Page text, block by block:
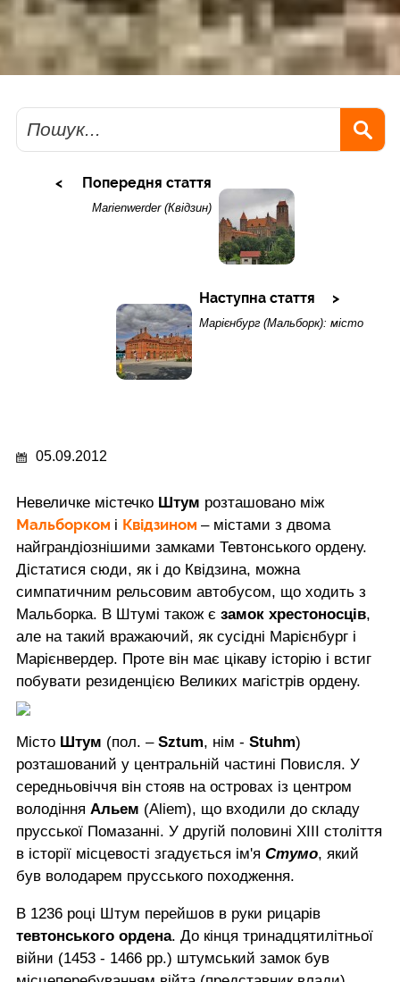
Пошук
Попередня стаття
Marienwerder (Квідзин)
Наступна стаття
Марієнбург (Мальборк): місто
05.09.2012
Невеличке містечко Штум розташовано між
Мальборком і Квідзином – містами з двома
найграндіознішими замками Тевтонського ордену.
Дістатися сюди, як і до Квідзина, можна
симпатичним рельсовим автобусом, що ходить з
Мальборка. В Штумі також є замок хрестоносців,
але на такий вражаючий, як сусідні Марієнбург і
Марієнвердер. Проте він має цікаву історію і встиг
побувати резиденцією Великих магістрів ордену.
Місто Штум (пол. – Sztum, нім - Stuhm)
розташований у центральній частині Повисля. У
середньовіччя він стояв на островах із центром
володіння Альем (Aliem), що входили до складу
прусської Помазанні. У другій половині XIII століття
в історії місцевості згадується ім'я Стумо, який
був володарем прусського походження.
В 1236 році Штум перейшов в руки рицарів
тевтонського ордена. До кінця тринадцятилітньої
війни (1453 - 1466 рр.) штумський замок був